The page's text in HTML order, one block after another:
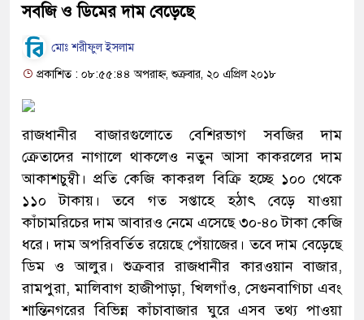
সবজি ও ডিমের দাম বেড়েছে
মোঃ শরীফুল ইসলাম
প্রকাশিত : ০৮:৫৫:৪৪ অপরাহ্ন, শুক্রবার, ২০ এপ্রিল ২০১৮
রাজধানীর বাজারগুলোতে বেশিরভাগ সবজির দাম
ক্রেতাদের নাগালে থাকলেও নতুন আসা কাকরলের দাম
আকাশচুম্বী। প্রতি কেজি কাকরল বিক্রি হচ্ছে ১০০ থেকে
১১০ টাকায়। তবে গত সপ্তাহে হঠাৎ বেড়ে যাওয়া
কাঁচামরিচের দাম আবারও নেমে এসেছে ৩০-৪০ টাকা কেজি
ধরে। দাম অপরিবর্তিত রয়েছে পেঁয়াজের। তবে দাম বেড়েছে
ডিম ও আলুর। শুক্রবার রাজধানীর কারওয়ান বাজার,
রামপুরা, মালিবাগ হাজীপাড়া, খিলগাঁও, সেগুনবাগিচা এবং
শান্তিনগরের বিভিন্ন কাঁচাবাজার ঘুরে এসব তথ্য পাওয়া